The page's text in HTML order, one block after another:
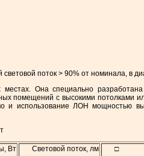
поток > 90% от номинала, в
Она специально
помещений с высокими потолками
и использование ЛОН мощностью
Вт Световой поток, лм □